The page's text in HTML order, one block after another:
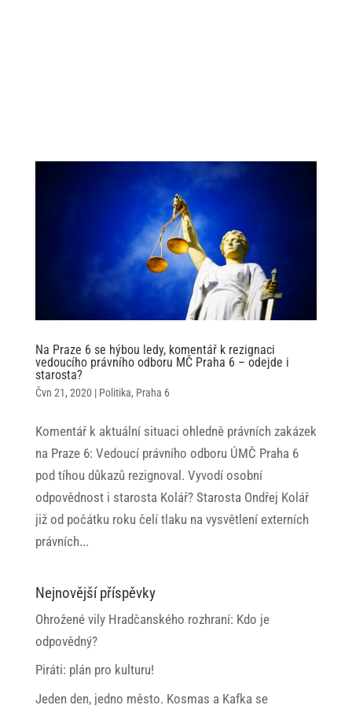
Na Praze 6 se hýbou ledy, komentář k rezignaci
vedoucího právního odboru MČ Praha 6 – odejde i
starosta?
Čvn 21, 2020 | Politika, Praha 6
Komentář k aktuální situaci ohledně právních zakázek
na Praze 6: Vedoucí právního odboru ÚMČ Praha 6
pod tíhou důkazů rezignoval. Vyvodí osobní
odpovědnost i starosta Kolář? Starosta Ondřej Kolář
již od počátku roku čelí tlaku na vysvětlení externích
právních...
Nejnovější příspěvky
Ohrožené vily Hradčanského rozhraní: Kdo je
odpovědný?
Piráti: plán pro kulturu!
Jeden den, jedno město. Kosmas a Kafka se